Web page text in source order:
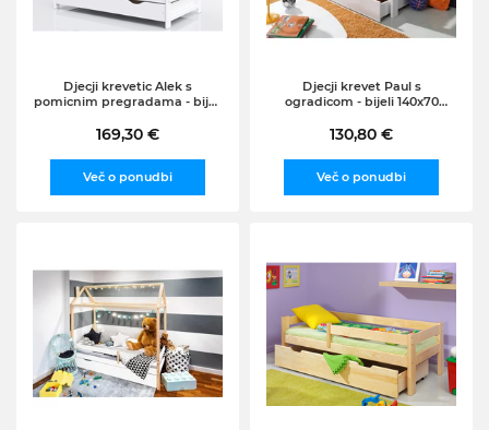
Djecji krevetic Alek s
pomicnim pregradama - bijeli
skladištenje
169,30 €
Več o ponudbi
Djecji krevet Paul s
ogradicom - bijeli 140x70
skladištenje
130,80 €
Več o ponudbi